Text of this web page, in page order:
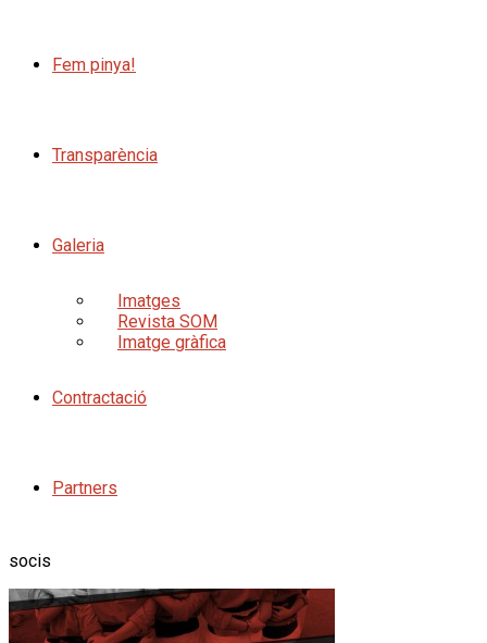
Fem pinya!
Transparència
Galeria
Imatges
Revista SOM
Imatge gràfica
Contractació
Partners
socis